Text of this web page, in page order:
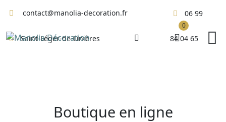
content
contact@manolia-decoration.fr
Saint-Léger-de-Linières
06 99
84 04 65
0
Boutique en ligne